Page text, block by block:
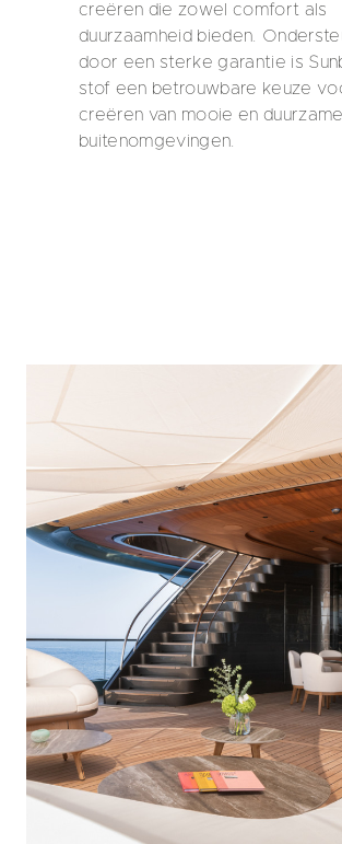
creëren die zowel comfort als
duurzaamheid bieden.
door een sterke garantie is
stof een betrouwbare keuze
creëren van mooie en duurzame
buitenomgevingen.